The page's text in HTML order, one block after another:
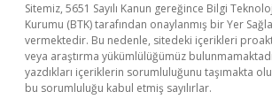
Sitemiz, 5651 Sayılı Kanun gereğince Bilgi
Kurumu (BTK) tarafından onaylanmış bir Yer
vermektedir. Bu nedenle, sitedeki içerikleri
veya araştırma yükümlülüğümüz
yazdıkları içeriklerin sorumluluğunu taşımakta
bu sorumluluğu kabul etmiş sayılırlar.